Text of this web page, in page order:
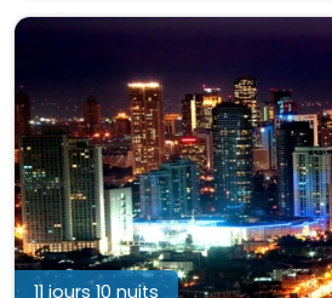
11 jours 10 nuits